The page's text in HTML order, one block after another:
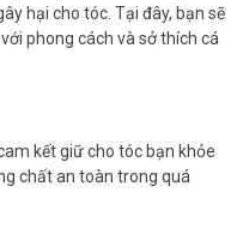
hại cho tóc. Tại đây, bạn sẽ
phong cách và sở thích cá
kết giữ cho tóc bạn khỏe
chất an toàn trong quá